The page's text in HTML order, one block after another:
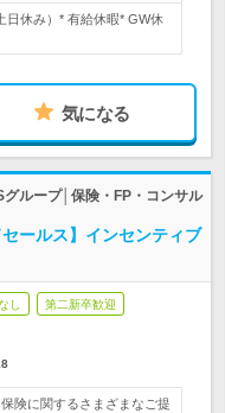
日休み）* 有給休暇* GW休
気になる
ループ│保険・FP・コンサル
ールス】インセンティブ
し 第二新卒歓迎
険に関するさまざまなご提